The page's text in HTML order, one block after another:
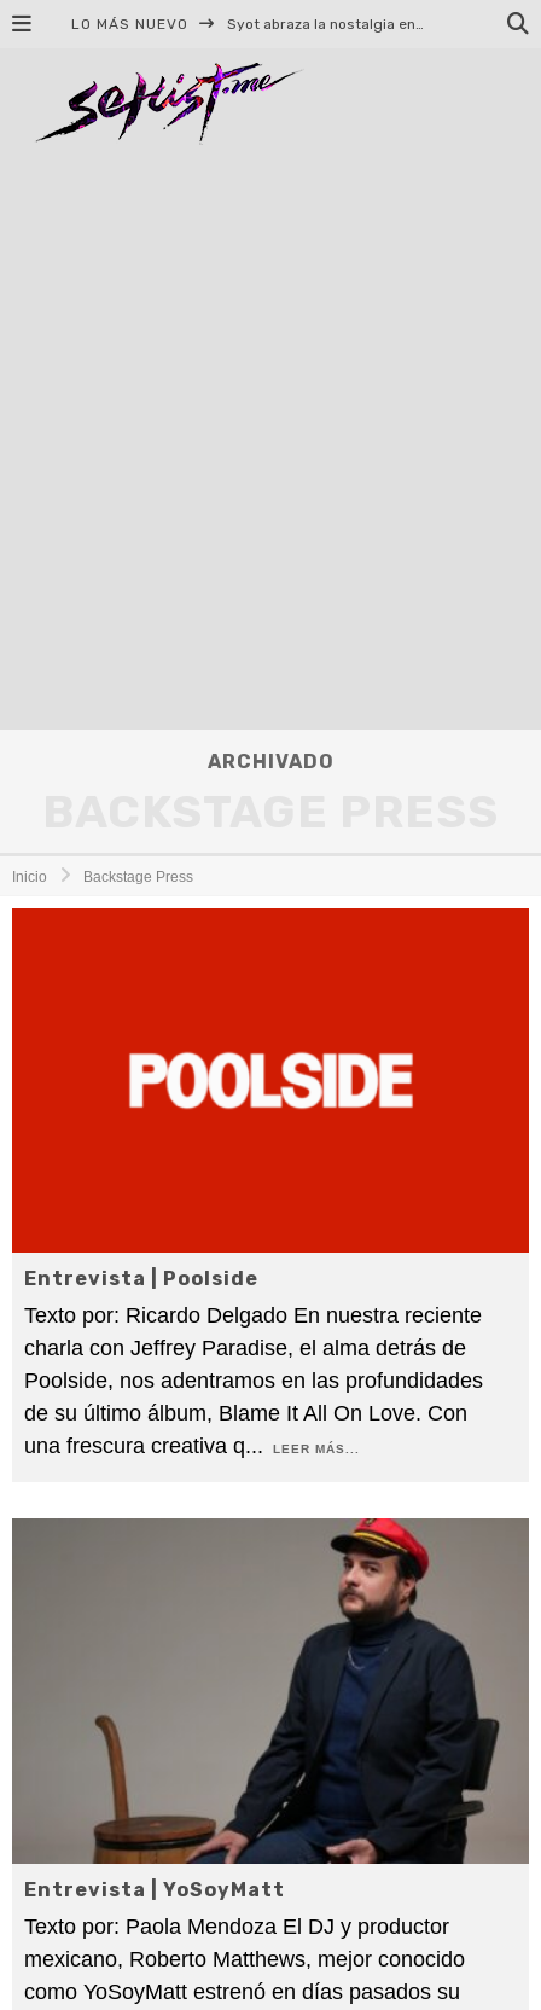
LO MÁS NUEVO Syot abraza la nostalgia en «Blame», el primer adelanto de su EP debut
ARCHIVADO
Inicio Backstage Press
Entrevista | Poolside
Texto por: Ricardo Delgado En nuestra reciente
charla con Jeffrey Paradise, el alma detrás de
Poolside, nos adentramos en las profundidades
de su último álbum, Blame It All On Love. Con
una frescura creativa q... LEER MÁS...
Entrevista | YoSoyMatt
Texto por: Paola Mendoza El DJ y productor
mexicano, Roberto Matthews, mejor conocido
como YoSoyMatt estrenó en días pasados su